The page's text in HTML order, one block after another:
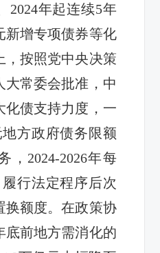
2024年起连续5年
新增专项债券等化
，按照党中央决策
大常委会批准，中
化债支持力度，一
方政府债务限额
，2024-2026年每
行法定程序后次
换额度。在政策协
底前地方需消化的